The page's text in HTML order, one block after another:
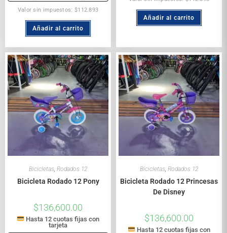
Valor sin impuestos: $112.893
Añadir al carrito
Añadir al carrito
Bicicletas Rodados 12
Bicicleta Rodado 12 Pony
$136,600.00
Hasta 12 cuotas fijas con
tarjeta
Bicicletas Rodados 12
Bicicleta Rodado 12 Princesas
De Disney
$136,600.00
Hasta 12 cuotas fijas con